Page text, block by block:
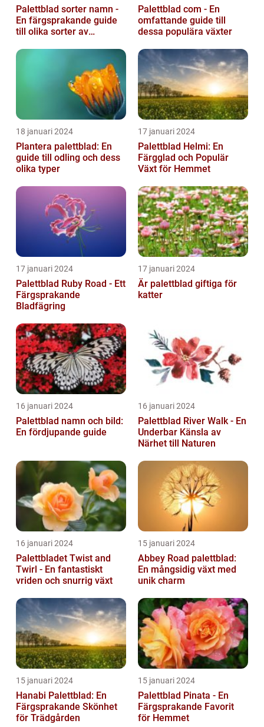
Palettblad sorter namn -
En färgsprakande guide
till olika sorter av
Palettblad com - En
omfattande guide till
dessa populära växter
18 januari 2024
Plantera palettblad: En
guide till odling och dess
olika typer
17 januari 2024
Palettblad Helmi: En
Färgglad och Populär
Växt för Hemmet
17 januari 2024
Palettblad Ruby Road - Ett
Färgsprakande
Bladfägring
17 januari 2024
Är palettblad giftiga för
katter
16 januari 2024
Palettblad namn och bild:
En fördjupande guide
16 januari 2024
Palettblad River Walk - En
Underbar Känsla av
Närhet till Naturen
16 januari 2024
Palettbladet Twist and
Twirl - En fantastiskt
vriden och snurrig växt
15 januari 2024
Abbey Road palettblad:
En mångsidig växt med
unik charm
15 januari 2024
Hanabi Palettblad: En
Färgsprakande Skönhet
för Trädgården
15 januari 2024
Palettblad Pinata - En
Färgsprakande Favorit
för Hemmet